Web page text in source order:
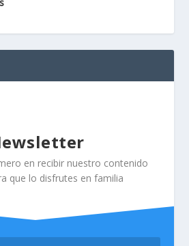
en recibir nuestro contenido
que lo disfrutes en familia